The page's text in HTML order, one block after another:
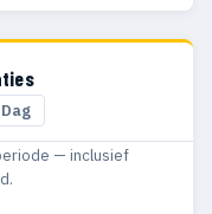
Dag
— inclusief